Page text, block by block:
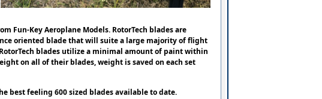
Fun-Key Aeroplane Models. RotorTech blades are
oriented blade that will suite a large majority of flight
blades utilize a minimal amount of paint within
on all of their blades, weight is saved on each set
best feeling 600 sized blades available to date.